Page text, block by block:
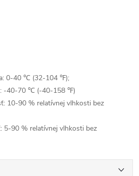
0-40 ℃ (32-104 ℉);
-40-70 ℃ (-40-158 ℉)
10-90 % relatívnej vlhkosti bez
5-90 % relatívnej vlhkosti bez